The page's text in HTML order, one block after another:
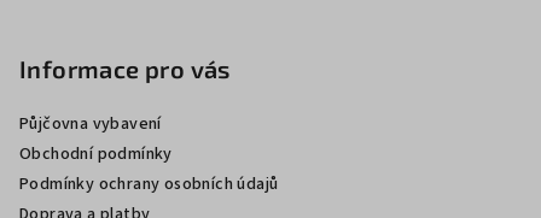
Informace pro vás
Půjčovna vybavení
Obchodní podmínky
Podmínky ochrany osobních údajů